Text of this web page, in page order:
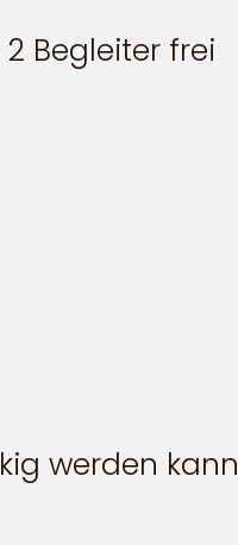
Begleiter frei
werden kann